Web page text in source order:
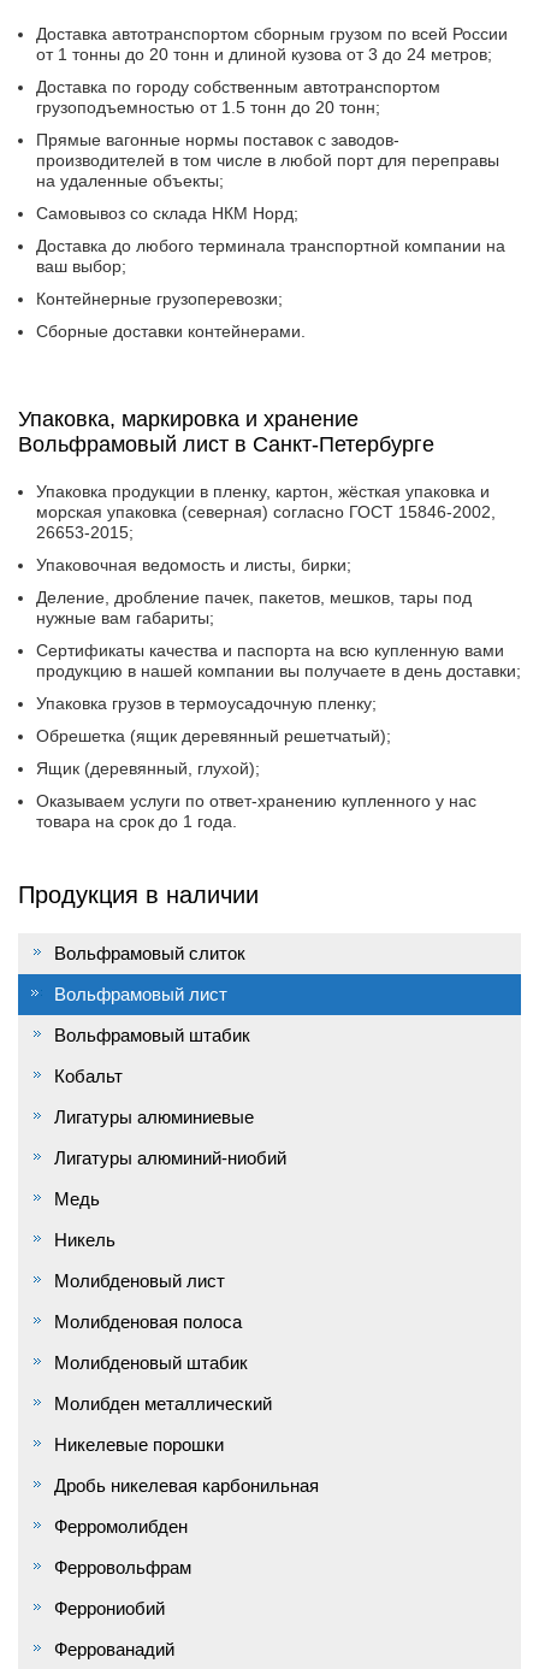
Доставка автотранспортом сборным грузом по всей России
от 1 тонны до 20 тонн и длиной кузова от 3 до 24 метров;
Доставка по городу собственным автотранспортом
грузоподъемностью от 1.5 тонн до 20 тонн;
Прямые вагонные нормы поставок с заводов-
производителей в том числе в любой порт для переправы
на удаленные объекты;
Самовывоз со склада НКМ Норд;
Доставка до любого терминала транспортной компании на
ваш выбор;
Контейнерные грузоперевозки;
Сборные доставки контейнерами.
Упаковка, маркировка и хранение
Вольфрамовый лист в Санкт-Петербурге
Упаковка продукции в пленку, картон, жёсткая упаковка и
морская упаковка (северная) согласно ГОСТ 15846-2002,
26653-2015;
Упаковочная ведомость и листы, бирки;
Деление, дробление пачек, пакетов, мешков, тары под
нужные вам габариты;
Сертификаты качества и паспорта на всю купленную вами
продукцию в нашей компании вы получаете в день доставки;
Упаковка грузов в термоусадочную пленку;
Обрешетка (ящик деревянный решетчатый);
Ящик (деревянный, глухой);
Оказываем услуги по ответ-хранению купленного у нас
товара на срок до 1 года.
Продукция в наличии
Вольфрамовый слиток
Вольфрамовый лист
Вольфрамовый штабик
Кобальт
Лигатуры алюминиевые
Лигатуры алюминий-ниобий
Медь
Никель
Молибденовый лист
Молибденовая полоса
Молибденовый штабик
Молибден металлический
Никелевые порошки
Дробь никелевая карбонильная
Ферромолибден
Ферровольфрам
Феррониобий
Феррованадий